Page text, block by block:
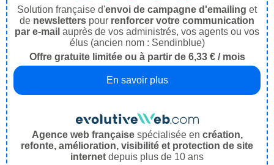
Solution française d'envoi de campagne d'emailing et
de newsletters pour renforcer votre communication
par e-mail auprès de vos administrés, vos agents ou vos
élus (ancien nom : Sendinblue)
Offre gratuite limitée ou à partir de 6,33 € / mois
En savoir plus
Agence web françaisespécialisée en création,
refonte, amélioration, visibilité et protection de site
internet depuis plus de 10 ans